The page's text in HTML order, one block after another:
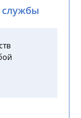
службы